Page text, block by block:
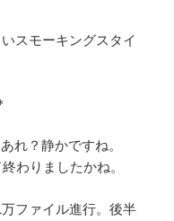
スモーキングスタイ
れ？静かですね。
わりましたかね。
ファイル進行。後半